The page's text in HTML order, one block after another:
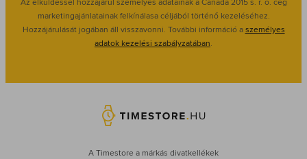
marketingajánlatainak felkínálasa céljából történő kezeléséhez.
Hozzájárulását jogában áll visszavonni. További információ aszemélyes
adatok kezelési szabályzatában.
A Timestore a márkás divatkellékek